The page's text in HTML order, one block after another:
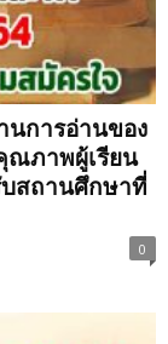
นการอ่านของ
ณภาพผู้เรียน
บสถานศึกษาที่
0